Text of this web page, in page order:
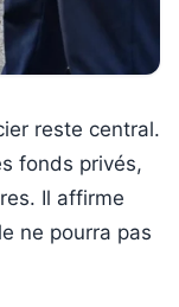
reste central.
fonds privés,
Il affirme
ne pourra pas